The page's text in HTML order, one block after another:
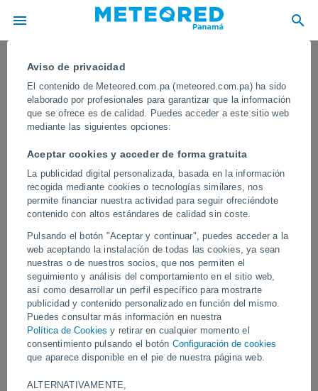
Aviso de privacidad
El contenido de Meteored.com.pa (meteored.com.pa) ha sido
elaborado por profesionales para garantizar que la información
que se ofrece es de calidad. Puedes acceder a este sitio web
mediante las siguientes opciones:
Aceptar cookies y acceder de forma gratuita
La publicidad digital personalizada, basada en la información
recogida mediante cookies o tecnologías similares, nos
permite financiar nuestra actividad para seguir ofreciéndote
contenido con altos estándares de calidad sin coste.
Pulsando el botón "Aceptar y continuar", puedes acceder a la
web aceptando la instalación de todas las cookies, ya sean
nuestras o de nuestros socios, que nos permiten el
seguimiento y análisis del comportamiento en el sitio web,
así como desarrollar un perfil específico para mostrarte
publicidad y contenido personalizado en función del mismo.
Puedes consultar más información en nuestra
Política de Cookies y retirar en cualquier momento el
consentimiento pulsando el botón Configuración de cookies
que aparece disponible en el pie de nuestra página web.
ALTERNATIVAMENTE,
¡Un gran incendio forestal en
Marsella, Francia! El fuego avanza
hacia los suburbios y genera gran
preocupación entre la población
El fuego ya afectó 30 hectáreas. Más de 160 bomberos,
helicópteros, camiones y 5 aviones cisterna fueron desplegados
para contenerlo.